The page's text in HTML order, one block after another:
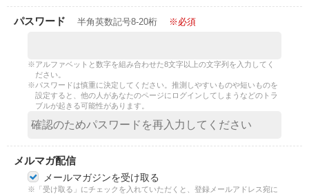
パスワード 半角英数記号8-20桁 ※必須
※アルファベットと数字を組み合わせた8文字以上の文字列を入力してく
ださい。
※パスワードは慎重に決定してください。推測しやすいものや短いものを
設定すると、他の人があなたのページにログインしてしまうなどのトラ
ブルが起きる可能性があります。
メルマガ配信
メールマガジンを受け取る
※「受け取る」にチェックを入れていただくと、登録メールアドレス宛に